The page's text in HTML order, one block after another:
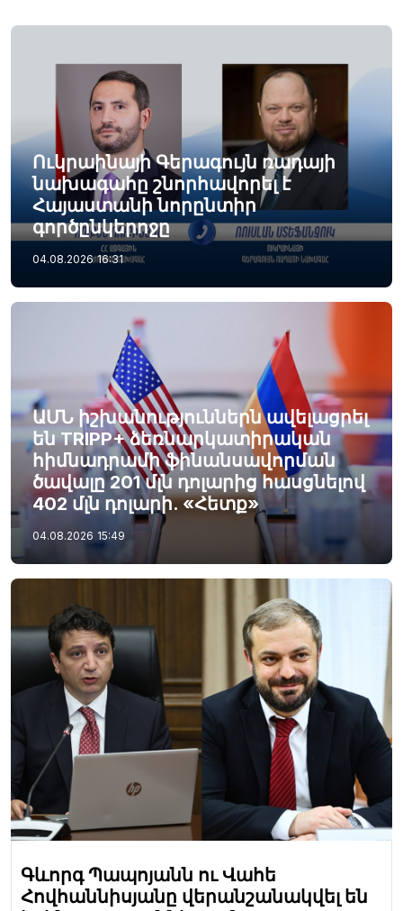
Ուկրաինայի Գերագույն ռադայի
նախագահը շնորհավորել է
Հայաստանի նորընտիր
գործընկերոջը
04.08.2026 16:31
ԱՄՆ իշխանություններն ավելացրել
են TRIPP+ ձեռնարկատիրական
հիմնադրամի ֆինանսավորման
ծավալը 201 մլն դոլարից հասցնելով
402 մլն դոլարի. «Հետք»
04.08.2026 15:49
Գևորգ Պապոյանն ու Վահե
Հովհաննիսյանը վերանշանակվել են